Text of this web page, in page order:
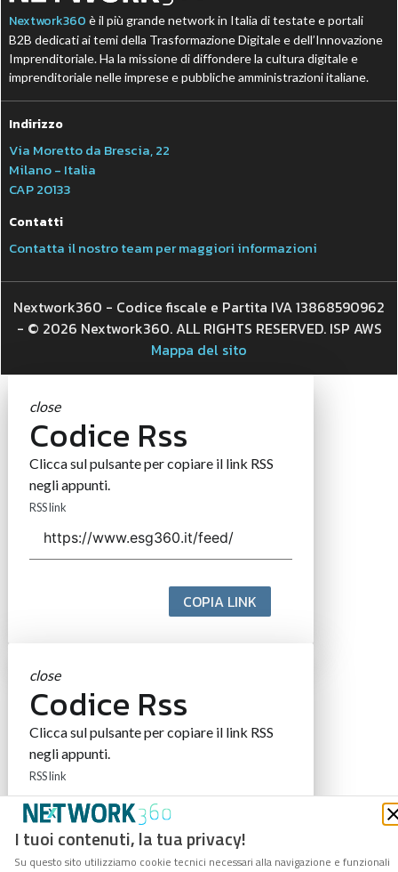
I tuoi contenuti, la tua privacy!
Su questo sito utilizziamo cookie tecnici necessari alla navigazione e funzionali
Nextwork360 è il più grande network in Italia di testate e portali
B2B dedicati ai temi della Trasformazione Digitale e dell’Innovazione
Imprenditoriale. Ha la missione di diffondere la cultura digitale e
imprenditoriale nelle imprese e pubbliche amministrazioni italiane.
Indirizzo
Via Moretto da Brescia, 22
Milano - Italia
CAP 20133
Contatti
Contatta il nostro team per maggiori informazioni
Nextwork360 - Codice fiscale e Partita IVA 13868590962
- © 2026 Nextwork360. ALL RIGHTS RESERVED. ISP AWS
Mappa del sito
close
Codice Rss
Clicca sul pulsante per copiare il link RSS
negli appunti.
RSS link
COPIA LINK
close
Codice Rss
Clicca sul pulsante per copiare il link RSS
negli appunti.
RSS link